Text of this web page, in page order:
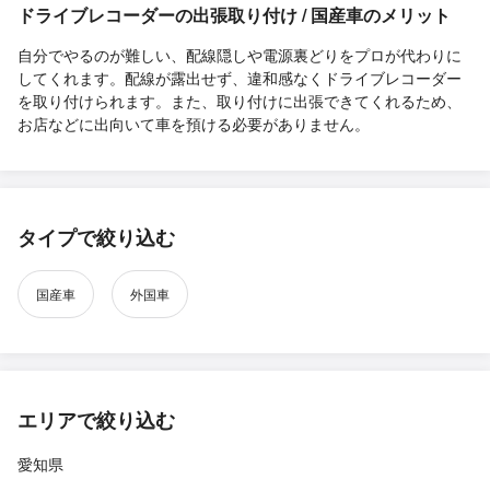
ドライブレコーダーの出張取り付け / 国産車のメリット
自分でやるのが難しい、配線隠しや電源裏どりをプロが代わりに
してくれます。配線が露出せず、違和感なくドライブレコーダー
を取り付けられます。また、取り付けに出張できてくれるため、
お店などに出向いて車を預ける必要がありません。
タイプで絞り込む
国産車 外国車
エリアで絞り込む
愛知県